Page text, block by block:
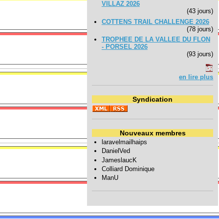
VILLAZ 2026
(43 jours)
COTTENS TRAIL CHALLENGE 2026
(78 jours)
TROPHEE DE LA VALLEE DU FLON
- PORSEL 2026
(93 jours)
en lire plus
Syndication
Nouveaux membres
laravelmailhaips
DanielVed
JameslaucK
Colliard Dominique
ManU